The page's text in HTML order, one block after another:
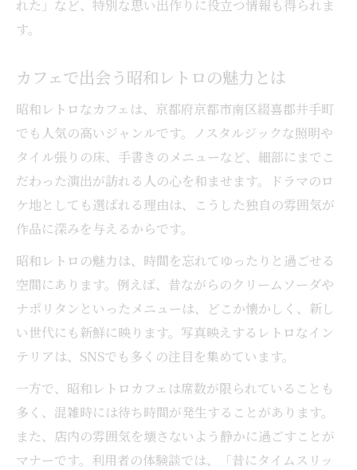
れた」など、特別な思い出作りに役立つ情報も得られま
す。
カフェで出会う昭和レトロの魅力とは
昭和レトロなカフェは、京都府京都市南区綴喜郡井手町
でも人気の高いジャンルです。ノスタルジックな照明や
タイル張りの床、手書きのメニューなど、細部にまでこ
だわった演出が訪れる人の心を和ませます。ドラマのロ
ケ地としても選ばれる理由は、こうした独自の雰囲気が
作品に深みを与えるからです。
昭和レトロの魅力は、時間を忘れてゆったりと過ごせる
空間にあります。例えば、昔ながらのクリームソーダや
ナポリタンといったメニューは、どこか懐かしく、新し
い世代にも新鮮に映ります。写真映えするレトロなイン
テリアは、SNSでも多くの注目を集めています。
一方で、昭和レトロカフェは席数が限られていることも
多く、混雑時には待ち時間が発生することがあります。
また、店内の雰囲気を壊さないよう静かに過ごすことが
マナーです。利用者の体験談では、「昔にタイムスリッ